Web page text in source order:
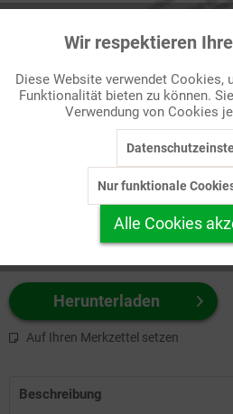
Passende Stichworte
Kirche
zuerst Ihr
z.B. Farbe-Grafik, Schwarz-Weiß-
Herunterladen
Auf Ihren Merkzettel setzen
Beschreibung
Funktionale
Marketing
Personalisierung
Service
Wir respektieren
Diese Website verwendet Cookies,
Funktionalität bieten zu können.
Verwendung von Cookies
Nur funktionale
Alle Cookies